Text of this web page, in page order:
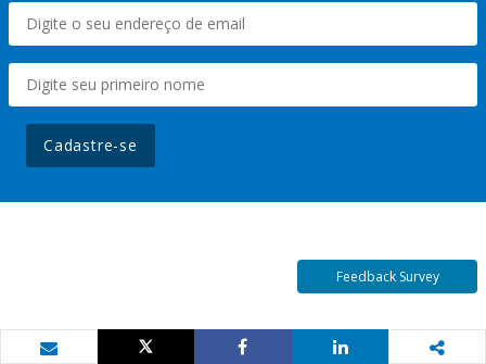
Cadastre-se
Feedback Survey